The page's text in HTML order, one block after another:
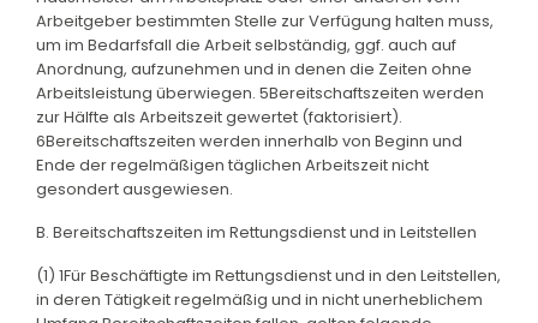
Arbeitgeber bestimmten Stelle zur Verfügung halten muss,
um im Bedarfsfall die Arbeit selbständig, ggf. auch auf
Anordnung, aufzunehmen und in denen die Zeiten ohne
Arbeitsleistung überwiegen. 5Bereitschaftszeiten werden
zur Hälfte als Arbeitszeit gewertet (faktorisiert).
6Bereitschaftszeiten werden innerhalb von Beginn und
Ende der regelmäßigen täglichen Arbeitszeit nicht
gesondert ausgewiesen.
B. Bereitschaftszeiten im Rettungsdienst und in Leitstellen
(1) 1Für Beschäftigte im Rettungsdienst und in den Leitstellen,
in deren Tätigkeit regelmäßig und in nicht unerheblichem